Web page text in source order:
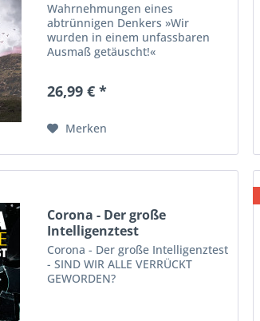
Wahrnehmungen eines
abtrünnigen Denkers »Wir
wurden in einem unfassbaren
Ausmaß getäuscht!«
26,99 € *
Merken
Corona - Der große
Intelligenztest
Corona - Der große Intelligenztest
- SIND WIR ALLE VERRÜCKT
GEWORDEN?